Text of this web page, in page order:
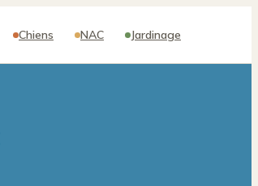
Chiens NAC Jardinage